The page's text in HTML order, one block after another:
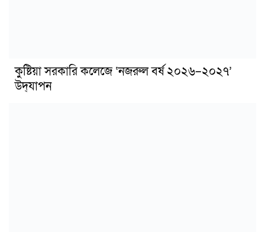
কুষ্টিয়া সরকারি কলেজে ‘নজরুল বর্ষ ২০২৬–২০২৭’
উদ্‌যাপন